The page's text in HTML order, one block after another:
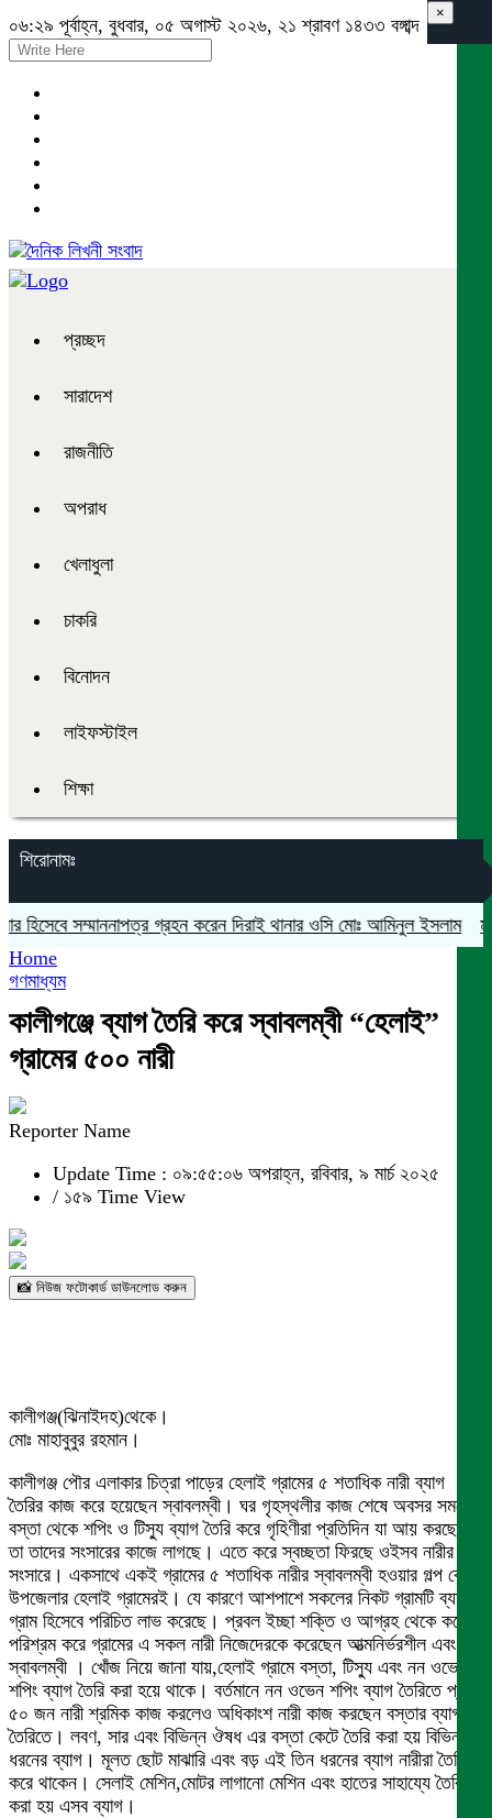
০৬:২৯ পূর্বাহ্ন, বুধবার, ০৫ অগাস্ট ২০২৬, ২১ শ্রাবণ ১৪৩৩ বঙ্গাব্দ
প্রচ্ছদ
সারাদেশ
রাজনীতি
অপরাধ
খেলাধুলা
চাকরি
বিনোদন
লাইফস্টাইল
শিক্ষা
শিরোনামঃ
সম্মাননাপত্র গ্রহন করেন দিরাই থানার ওসি মোঃ আমিনুল ইসলাম মদনে
×
Home
গণমাধ্যম
কালীগঞ্জে ব্যাগ তৈরি করে স্বাবলম্বী “হেলাই”
গ্রামের ৫০০ নারী
Reporter Name
Update Time : ০৯:৫৫:০৬ অপরাহ্ন, রবিবার, ৯ মার্চ ২০২৫
/ ১৫৯ Time View
📸 নিউজ ফটোকার্ড ডাউনলোড করুন
কালীগঞ্জ(ঝিনাইদহ)থেকে।
মোঃ মাহাবুবুর রহমান।
কালীগঞ্জ পৌর এলাকার চিত্রা পাড়ের হেলাই গ্রামের ৫ শতাধিক নারী ব্যাগ
তৈরির কাজ করে হয়েছেন স্বাবলম্বী। ঘর গৃহস্থলীর কাজ শেষে অবসর সময়ে
বস্তা থেকে শপিং ও টিস্যু ব্যাগ তৈরি করে গৃহিণীরা প্রতিদিন যা আয় করছেন
তা তাদের সংসারের কাজে লাগছে। এতে করে স্বচ্ছতা ফিরছে ওইসব নারীর
সংসারে। একসাথে একই গ্রামের ৫ শতাধিক নারীর স্বাবলম্বী হওয়ার গল্প কেবল
উপজেলার হেলাই গ্রামেরই। যে কারণে আশপাশে সকলের নিকট গ্রামটি ব্যাগের
গ্রাম হিসেবে পরিচিত লাভ করেছে। প্রবল ইচ্ছা শক্তি ও আগ্রহ থেকে কঠোর
পরিশ্রম করে গ্রামের এ সকল নারী নিজেদেরকে করেছেন আত্মনির্ভরশীল এবং
স্বাবলম্বী । খোঁজ নিয়ে জানা যায়,হেলাই গ্রামে বস্তা, টিস্যু এবং নন ওভেনের
শপিং ব্যাগ তৈরি করা হয়ে থাকে। বর্তমানে নন ওভেন শপিং ব্যাগ তৈরিতে প্রায়
৫০ জন নারী শ্রমিক কাজ করলেও অধিকাংশ নারী কাজ করছেন বস্তার ব্যাগ
তৈরিতে। লবণ, সার এবং বিভিন্ন ঔষধ এর বস্তা কেটে তৈরি করা হয় বিভিন্ন
ধরনের ব্যাগ। মূলত ছোট মাঝারি এবং বড় এই তিন ধরনের ব্যাগ নারীরা তৈরি
করে থাকেন। সেলাই মেশিন,মোটর লাগানো মেশিন এবং হাতের সাহায্যে তৈরি
করা হয় এসব ব্যাগ।